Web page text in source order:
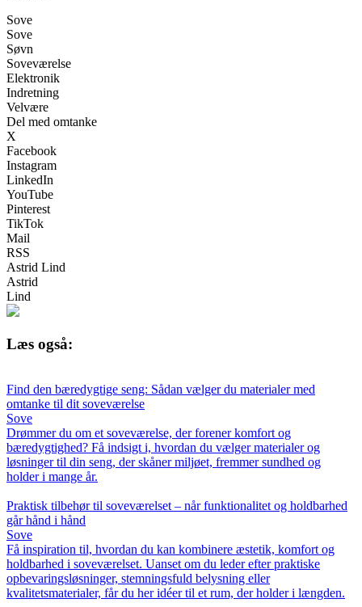
Sove
Sove
Søvn
Soveværelse
Elektronik
Indretning
Velvære
Del med omtanke
X
Facebook
Instagram
LinkedIn
YouTube
Pinterest
TikTok
Mail
RSS
Astrid Lind
Astrid
Lind
Læs også:
Find den bæredygtige seng: Sådan vælger du materialer med
omtanke til dit soveværelse
Sove
Drømmer du om et soveværelse, der forener komfort og
bæredygtighed? Få indsigt i, hvordan du vælger materialer og
løsninger til din seng, der skåner miljøet, fremmer sundhed og
holder i mange år.
Praktisk tilbehør til soveværelset – når funktionalitet og holdbarhed
går hånd i hånd
Sove
Få inspiration til, hvordan du kan kombinere æstetik, komfort og
holdbarhed i soveværelset. Uanset om du leder efter praktiske
opbevaringsløsninger, stemningsfuld belysning eller
kvalitetsmaterialer, får du her idéer til et rum, der holder i længden.